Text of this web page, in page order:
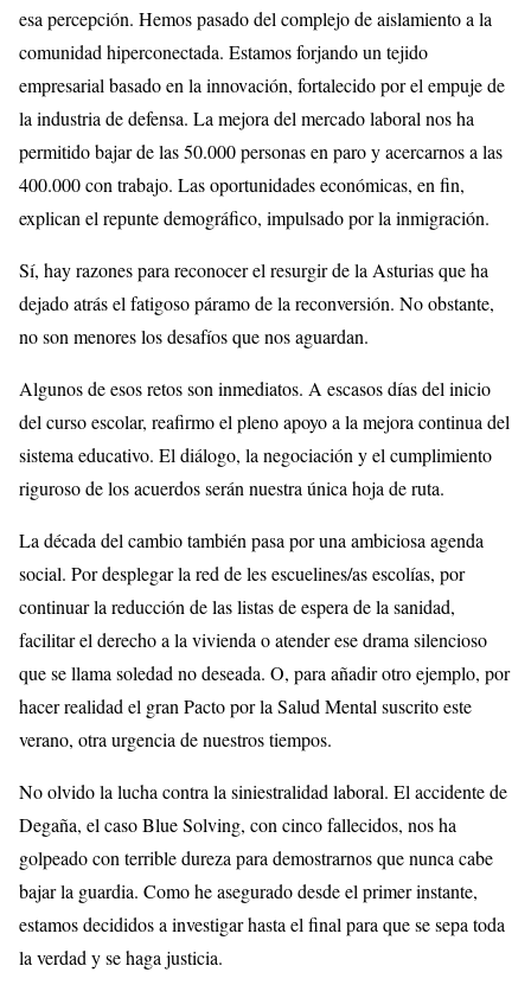
esa percepción. Hemos pasado del complejo de aislamiento a la
comunidad hiperconectada. Estamos forjando un tejido
empresarial basado en la innovación, fortalecido por el empuje de
la industria de defensa. La mejora del mercado laboral nos ha
permitido bajar de las 50.000 personas en paro y acercarnos a las
400.000 con trabajo. Las oportunidades económicas, en fin,
explican el repunte demográfico, impulsado por la inmigración.
Sí, hay razones para reconocer el resurgir de la Asturias que ha
dejado atrás el fatigoso páramo de la reconversión. No obstante,
no son menores los desafíos que nos aguardan.
Algunos de esos retos son inmediatos. A escasos días del inicio
del curso escolar, reafirmo el pleno apoyo a la mejora continua del
sistema educativo. El diálogo, la negociación y el cumplimiento
riguroso de los acuerdos serán nuestra única hoja de ruta.
La década del cambio también pasa por una ambiciosa agenda
social. Por desplegar la red de les escuelines/as escolías, por
continuar la reducción de las listas de espera de la sanidad,
facilitar el derecho a la vivienda o atender ese drama silencioso
que se llama soledad no deseada. O, para añadir otro ejemplo, por
hacer realidad el gran Pacto por la Salud Mental suscrito este
verano, otra urgencia de nuestros tiempos.
No olvido la lucha contra la siniestralidad laboral. El accidente de
Degaña, el caso Blue Solving, con cinco fallecidos, nos ha
golpeado con terrible dureza para demostrarnos que nunca cabe
bajar la guardia. Como he asegurado desde el primer instante,
estamos decididos a investigar hasta el final para que se sepa toda
la verdad y se haga justicia.